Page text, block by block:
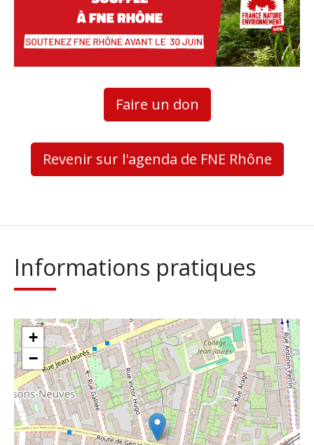
Faire un don
Revenir sur l'agenda de FNE Rhône
Informations pratiques
+
−